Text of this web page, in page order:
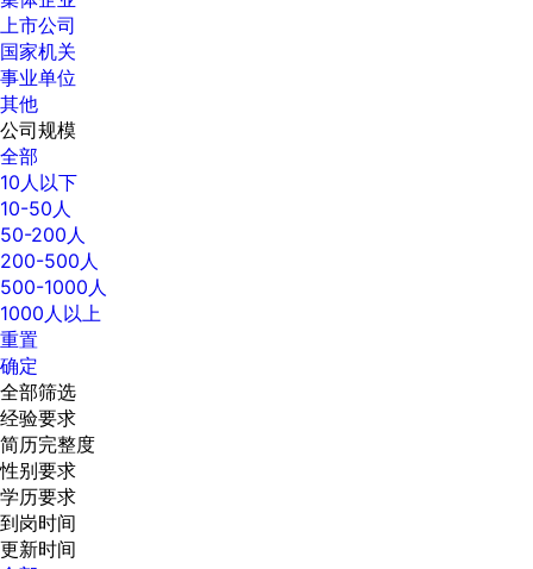
上市公司
国家机关
事业单位
其他
公司规模
全部
10人以下
10-50人
50-200人
200-500人
500-1000人
1000人以上
重置
确定
全部筛选
经验要求
简历完整度
性别要求
学历要求
到岗时间
更新时间